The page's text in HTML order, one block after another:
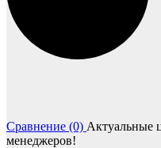
Сравнение (0) Актуальные
менеджеров!